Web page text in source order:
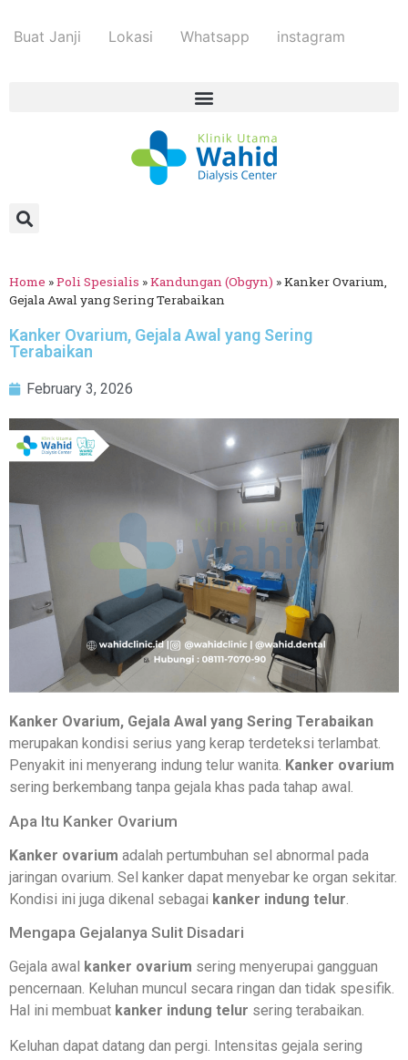
Buat Janji Lokasi Whatsapp instagram
Home »Poli Spesialis »Kandungan (Obgyn) »Kanker Ovarium,
Gejala Awal yang Sering Terabaikan
Kanker Ovarium, Gejala Awal yang Sering
Terabaikan
February 3, 2026
Kanker Ovarium, Gejala Awal yang Sering Terabaikan
merupakan kondisi serius yang kerap terdeteksi terlambat.
Penyakit ini menyerang indung telur wanita. Kanker ovarium
sering berkembang tanpa gejala khas pada tahap awal.
Apa Itu Kanker Ovarium
Kanker ovarium adalah pertumbuhan sel abnormal pada
jaringan ovarium. Sel kanker dapat menyebar ke organ sekitar.
Kondisi ini juga dikenal sebagai kanker indung telur.
Mengapa Gejalanya Sulit Disadari
Gejala awal kanker ovarium sering menyerupai gangguan
pencernaan. Keluhan muncul secara ringan dan tidak spesifik.
Hal ini membuat kanker indung telur sering terabaikan.
Keluhan dapat datang dan pergi. Intensitas gejala sering